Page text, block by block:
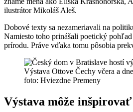
ilustrátor Mikoláš Aleš.
Dobové texty sa nezameriavali na
Namiesto toho prinášali poetický pohľad
prírodu. Práve vďaka tomu pôsobia
Výstava Ottove Čechy včera a
foto: Hviezdne Premeny
Výstava môže